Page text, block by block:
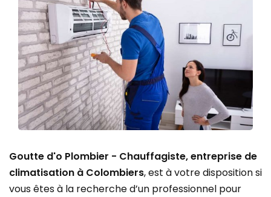
Goutte d'o Plombier - Chauffagiste, entreprise de
climatisation à Colombiers, est à votre disposition si
vous êtes à la recherche d’un professionnel pour